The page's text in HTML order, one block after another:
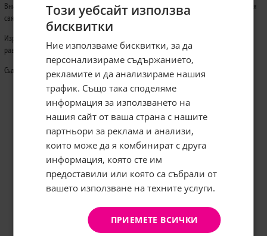
Внимателно и ръчно подрязвани, тези свещи осветяват домовете и сърцата по целия
свят.
Изработени от парафинов восък, одобрен за контакт с храни, осигуряващ чисто и
равномерно горене.
Съдържа безоловни, ръчно подрязвани памучни фитили.
Този уебсайт използва
бисквитки
Ние използваме бисквитки, за да
персонализираме съдържанието,
рекламите и да анализираме нашия
трафик. Също така споделяме
информация за използването на
нашия сайт от ваша страна с нашите
партньори за реклама и анализи,
които може да я комбинират с друга
информация, която сте им
предоставили или която са събрали от
вашето използване на техните услуги.
ПРИЕМЕТЕ ВСИЧКИ
Абонирайте се за бюлетина и
грабнете-5%отстъпка!
АБОНИРАНЕ
Не, благодаря